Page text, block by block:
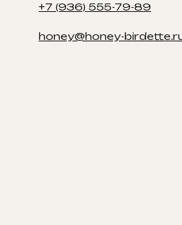
+7 (936) 555-79-89
honey@honey-